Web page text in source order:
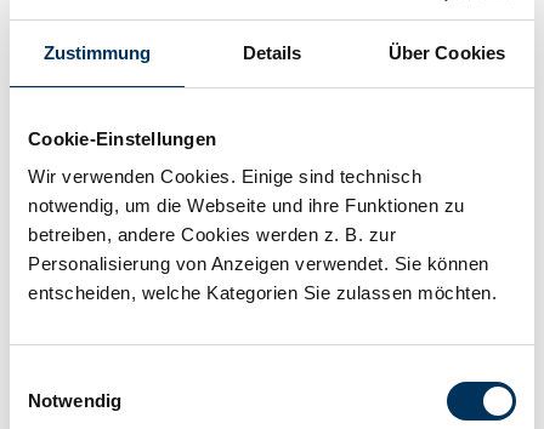
Zustimmung Details Über Cookies
Cookie-Einstellungen
Wir verwenden Cookies. Einige sind technisch
notwendig, um die Webseite und ihre Funktionen zu
betreiben, andere Cookies werden z. B. zur
Personalisierung von Anzeigen verwendet. Sie können
entscheiden, welche Kategorien Sie zulassen möchten.
Notwendig
Alkaline battery 1.5 V +100% extra life
Technical details
Voltage: 1,5V
Manufacturer: